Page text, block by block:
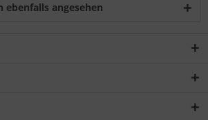
ebenfalls angesehen